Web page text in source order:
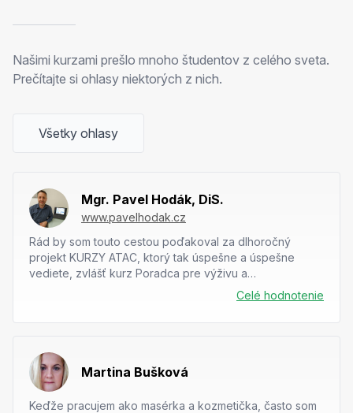
Našimi kurzami prešlo mnoho študentov z celého sveta.
Prečítajte si ohlasy niektorých z nich.
Všetky ohlasy
Mgr. Pavel Hodák, DiS.
www.pavelhodak.cz
Rád by som touto cestou poďakoval za dlhoročný
projekt KURZY ATAC, ktorý tak úspešne a úspešne
vediete, zvlášť kurz Poradca pre výživu a
suplementáciu, ktorým som mal možnosť si prejsť....
Celé hodnotenie
Martina Bušková
Keďže pracujem ako masérka a kozmetička, často som